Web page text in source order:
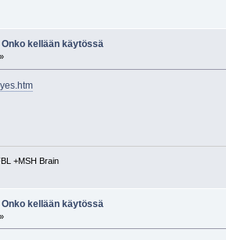
kellään käytössä
+MSH Brain
kellään käytössä